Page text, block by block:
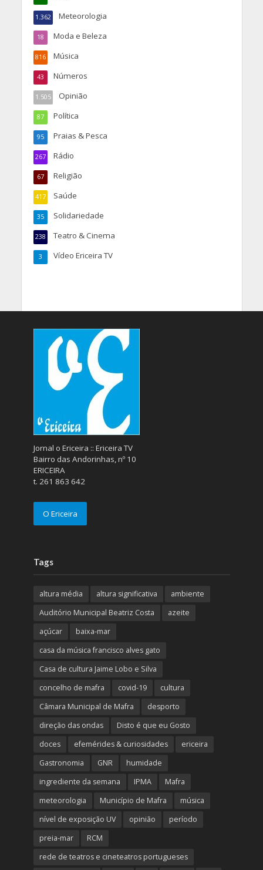
Meteorologia
1.362
Moda e Beleza
18
Música
816
Números
43
Opinião
1.505
Política
87
Praias & Pesca
95
Rádio
267
Religião
67
Saúde
417
Solidariedade
35
Teatro & Cinema
238
Vídeo Ericeira TV
3
Jornal o Ericeira :: Ericeira TV
Bairro das Andorinhas, nº 10
ERICEIRA
t. 261 863 642
O Ericeira
Tags
altura média altura significativa
ambiente
Auditório Municipal Beatriz Costa
azeite
açúcar
baixa-mar
casa da música francisco alves gato
Casa de cultura Jaime Lobo e Silva
concelho de mafra
covid-19
cultura
Câmara Municipal de Mafra
desporto
direção das ondas
Disto é que eu Gosto
doces
efemérides & curiosidades
ericeira
Gastronomia
GNR
humidade
ingrediente da semana
IPMA
Mafra
meteorologia
Município de Mafra
música
nível de exposição UV
opinião
período
preia-mar
RCM
rede de teatros e cineteatros portugueses